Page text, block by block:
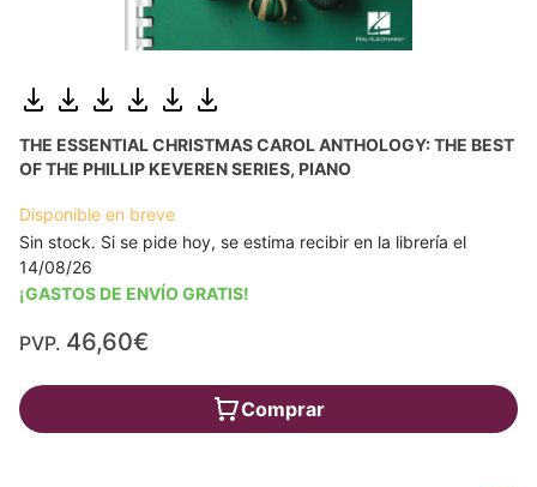
THE ESSENTIAL CHRISTMAS CAROL ANTHOLOGY: THE BEST
OF THE PHILLIP KEVEREN SERIES, PIANO
Disponible en breve
Sin stock. Si se pide hoy, se estima recibir en la librería el
14/08/26
¡GASTOS DE ENVÍO GRATIS!
PVP. 46,60€
Comprar